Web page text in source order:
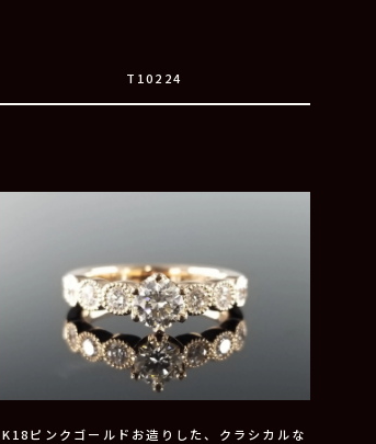
T10224
K18ピンクゴールドお造りした、クラシカルな